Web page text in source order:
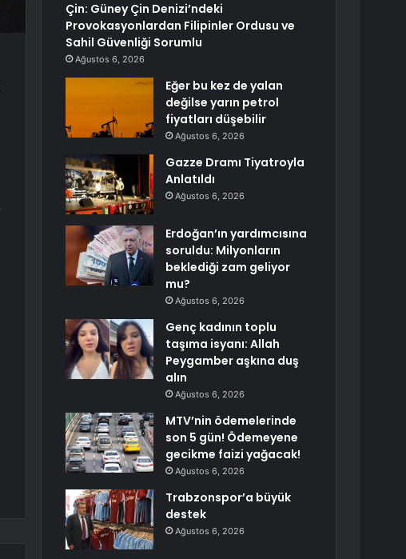
Çin: Güney Çin Denizi’ndeki
Provokasyonlardan Filipinler Ordusu ve
Sahil Güvenliği Sorumlu
Ağustos 6, 2026
Eğer bu kez de yalan
değilse yarın petrol
fiyatları düşebilir
Ağustos 6, 2026
Gazze Dramı Tiyatroyla
Anlatıldı
Ağustos 6, 2026
Erdoğan’ın yardımcısına
soruldu: Milyonların
beklediği zam geliyor
mu?
Ağustos 6, 2026
Genç kadının toplu
taşıma isyanı: Allah
Peygamber aşkına duş
alın
Ağustos 6, 2026
MTV’nin ödemelerinde
son 5 gün! Ödemeyene
gecikme faizi yağacak!
Ağustos 6, 2026
Trabzonspor’a büyük
destek
Ağustos 6, 2026